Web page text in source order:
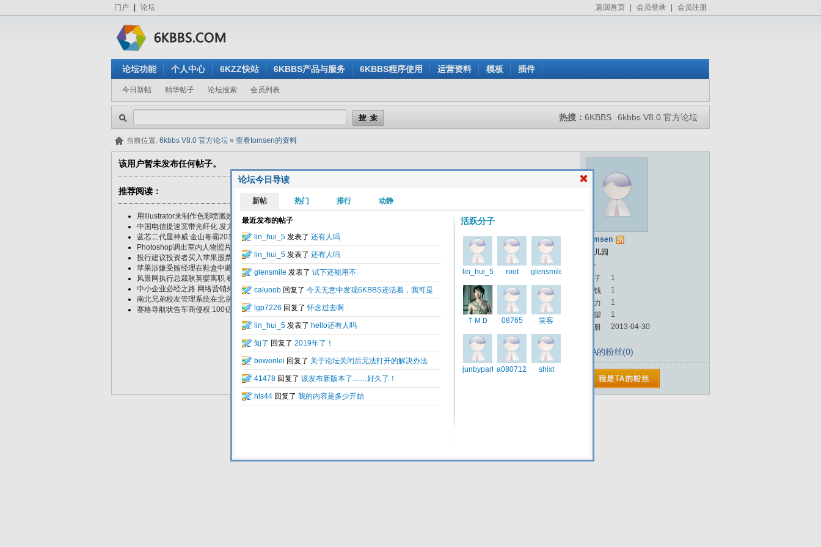
门户 论坛 返回首页 会员登录 会员注册
论坛功能 个人中心 6KZZ快站 6KBBS产品与服务 6KBBS程序使用 运营资料 模板 插件
今日新帖 精华帖子 论坛搜索 会员列表
热搜： 6KBBS 6kbbs V8.0 官方论坛
论坛今日导读
当前位置: 6kbbs V8.0 官方论坛 » 查看tomsen的资料
该用户暂未发布任何帖子。
推荐阅读：
用Illustrator来制作色彩喷溅效果
中国电信提速宽带光纤化 发力云计算物联网
蓝芯二代显神威 金山毒霸2011技术引擎解读
Photoshop调出室内人物照片高贵的红褐色
投行建议投资者买入苹果股票：9月股价或上涨
苹果涉嫌受贿经理在鞋盒中藏匿15万美元现金
风景网执行总裁耿英嫈离职 称要愿赌服输
中小企业必经之路 网络营销外包
南北兄弟校友管理系统在北京国际教育博览会引热捧
赛格导航状告车商侵权 100亿GPS市场竞争失序
tomsen
幼儿园
帖子
1
金钱
1
魅力
1
威望
1
注册
2013-04-30
TA的粉丝(0)